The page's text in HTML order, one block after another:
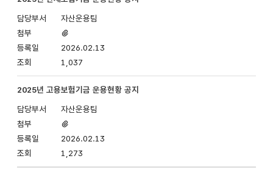
자산운용팀
있음
2026.02.13
1,037
2025년 고용보험기금 운용현황 공지
자산운용팀
있음
2026.02.13
1,273